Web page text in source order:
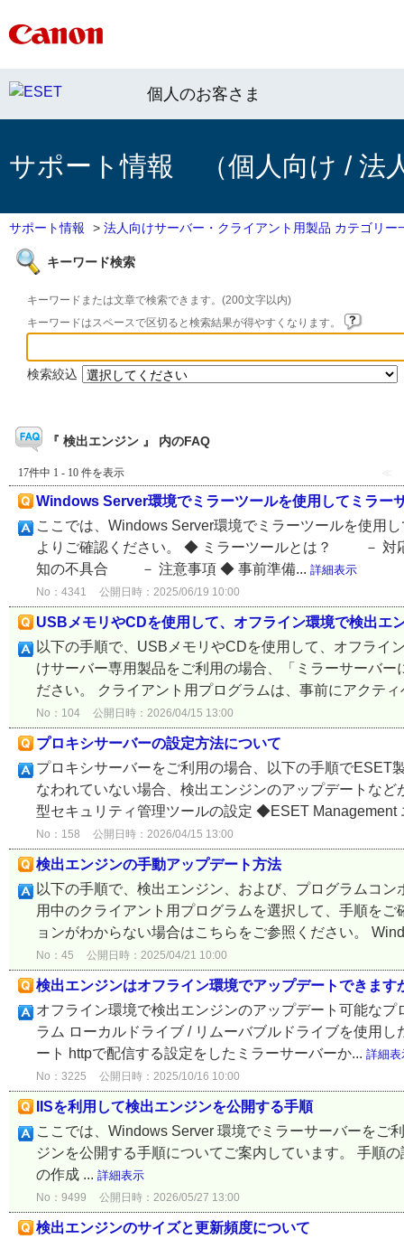
個人のお客さま
サポート情報 （個人向け / 法
サポート情報 > 法人向けサーバー・クライアント用製品 カテゴリー
キーワード検索
キーワードまたは文章で検索できます。(200文字以内)
キーワードはスペースで区切ると検索結果が得やすくなります。
検索絞込
『 検出エンジン 』 内のFAQ
17件中 1 - 10 件を表示 ≪
Windows Server環境でミラーツールを使用してミラー
ここでは、Windows Server環境でミラーツールを使用
よりご確認ください。 ◆ ミラーツールとは？ －
知の不具合 － 注意事項 ◆ 事前準備... 詳細表示
No：4341 公開日時：2025/06/19 10:00
USBメモリやCDを使用して、オフライン環境で検出エ
以下の手順で、USBメモリやCDを使用して、オフライ
けサーバー専用製品をご利用の場合、「ミラーサーバ
ださい。 クライアント用プログラムは、事前にアクテ
No：104 公開日時：2026/04/15 13:00
プロキシサーバーの設定方法について
プロキシサーバーをご利用の場合、以下の手順でESET
なわれていない場合、検出エンジンのアップデートな
型セキュリティ管理ツールの設定 ◆ESET Management
No：158 公開日時：2026/04/15 13:00
検出エンジンの手動アップデート方法
以下の手順で、検出エンジン、および、プログラムコ
用中のクライアント用プログラムを選択して、手順を
ョンがわからない場合はこちらをご参照ください。
No：45 公開日時：2025/04/21 10:00
検出エンジンはオフライン環境でアップデートできます
オフライン環境で検出エンジンのアップデート可能な
ラム ローカルドライブ / リムーバブルドライブを使用
ート httpで配信する設定をしたミラーサーバーか... 詳細表
No：3225 公開日時：2025/10/16 10:00
IISを利用して検出エンジンを公開する手順
ここでは、Windows Server 環境でミラーサーバーをご
ジンを公開する手順についてご案内しています。 手順
の作成 ... 詳細表示
No：9499 公開日時：2026/05/27 13:00
検出エンジンのサイズと更新頻度について